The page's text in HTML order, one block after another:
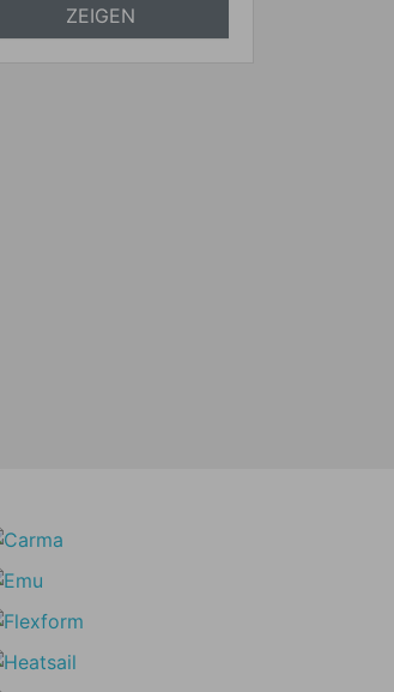
ZEIGEN